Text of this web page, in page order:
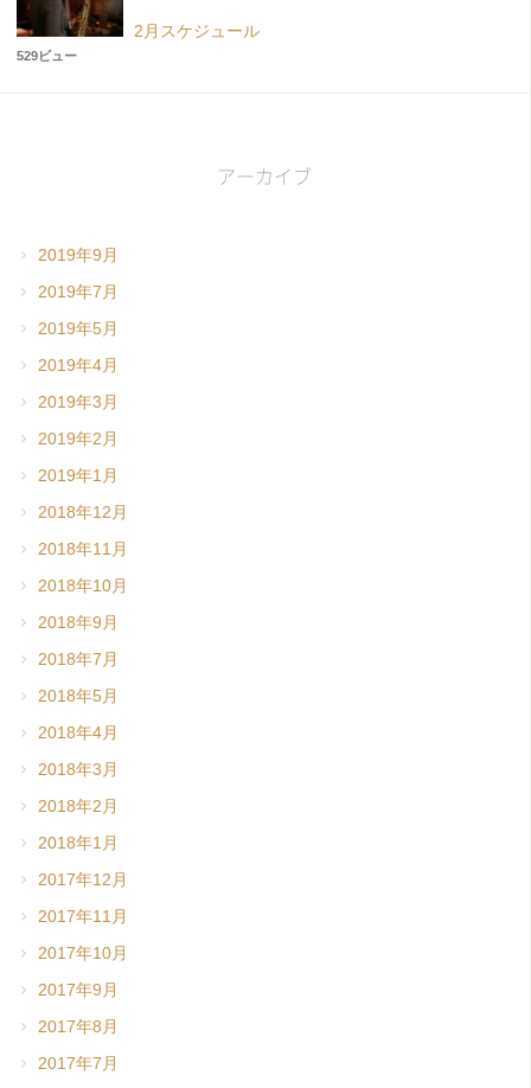
2月スケジュール
529ビュー
アーカイブ
2019年9月
2019年7月
2019年5月
2019年4月
2019年3月
2019年2月
2019年1月
2018年12月
2018年11月
2018年10月
2018年9月
2018年7月
2018年5月
2018年4月
2018年3月
2018年2月
2018年1月
2017年12月
2017年11月
2017年10月
2017年9月
2017年8月
2017年7月